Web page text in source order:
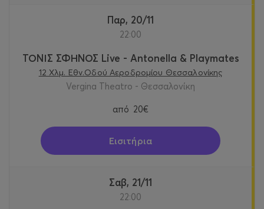
Παρ, 20/11
22:00
ΤΟΝΙΣ ΣΦΗΝΟΣ Live - Antonella & Playmates
12 Χλμ. Εθν.Οδού Αεροδρομίου Θεσσαλονίκης
Vergina Theatro - Θεσσαλονίκη
από 20€
Εισιτήρια
Σαβ, 21/11
22:00